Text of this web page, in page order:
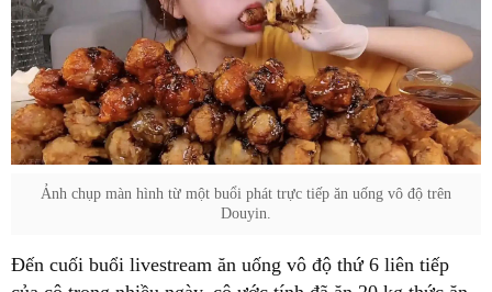
Ảnh chụp màn hình từ một buổi phát trực tiếp ăn uống vô độ trên
Douyin.
Đến cuối buổi livestream ăn uống vô độ thứ 6 liên tiếp